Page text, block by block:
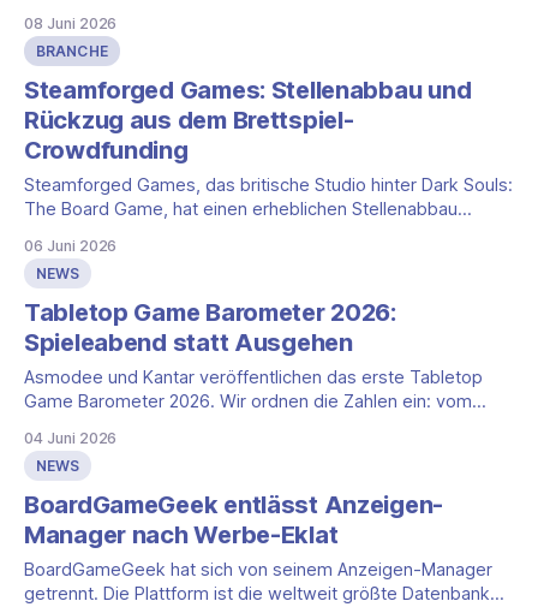
Fokus liegt jetzt auf Warmachine.
08 Juni 2026
BRANCHE
Steamforged Games: Stellenabbau und
Rückzug aus dem Brettspiel-
Crowdfunding
Steamforged Games, das britische Studio hinter Dark Souls:
The Board Game, hat einen erheblichen Stellenabbau
Zugleich fährt das Studio neue Brettspiel-Crowdfunding-
Kampagnen zurück und richtet sich auf das Tabletop-
System Warmachine aus. Das berichtete das
Branchenmagazin BoardGameWire am 4. Juni 2026
06 Juni 2026
NEWS
Tabletop Game Barometer 2026:
Spieleabend statt Ausgehen
Asmodee und Kantar veröffentlichen das erste Tabletop
Game Barometer 2026. Wir ordnen die Zahlen ein: vom
04 Juni 2026
NEWS
BoardGameGeek entlässt Anzeigen-
Manager nach Werbe-Eklat
BoardGameGeek hat sich von seinem Anzeigen-Manager
getrennt. Die Plattform ist die weltweit größte Datenbank